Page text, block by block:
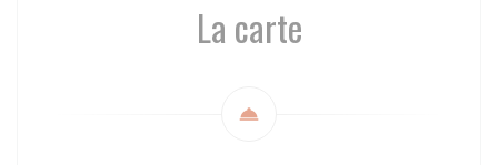
La carte